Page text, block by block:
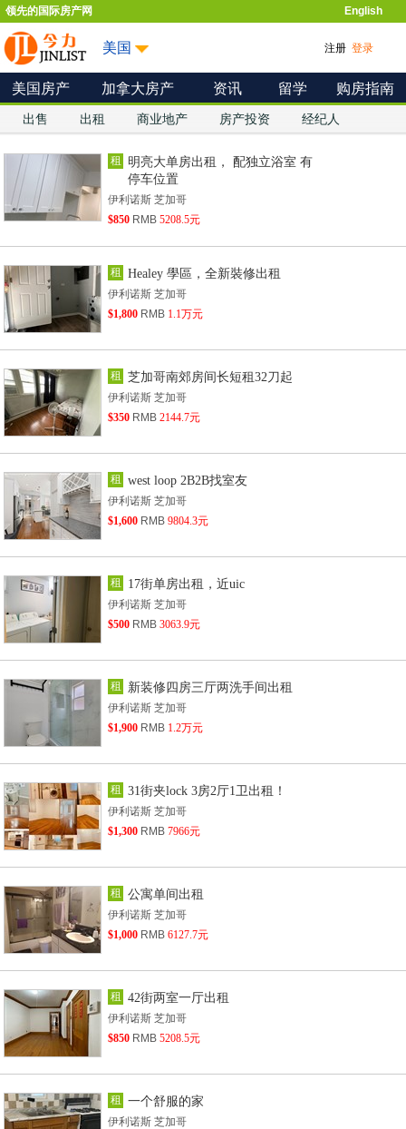
领先的国际房产网 English
美国 注册 登录
美国房产 加拿大房产 资讯 留学 购房指南
出售 出租 商业地产 房产投资 经纪人
租
明亮大单房出租， 配独立浴室 有
停车位置
伊利诺斯 芝加哥
$850 RMB 5208.5元
租 Healey 學區，全新裝修出租
伊利诺斯 芝加哥
$1,800 RMB 1.1万元
租 芝加哥南郊房间长短租32刀起
伊利诺斯 芝加哥
$350 RMB 2144.7元
租 west loop 2B2B找室友
伊利诺斯 芝加哥
$1,600 RMB 9804.3元
租 17街单房出租，近uic
伊利诺斯 芝加哥
$500 RMB 3063.9元
租 新装修四房三厅两洗手间出租
伊利诺斯 芝加哥
$1,900 RMB 1.2万元
租 31街夹lock 3房2厅1卫出租！
伊利诺斯 芝加哥
$1,300 RMB 7966元
租 公寓单间出租
伊利诺斯 芝加哥
$1,000 RMB 6127.7元
租 42街两室一厅出租
伊利诺斯 芝加哥
$850 RMB 5208.5元
租 一个舒服的家
伊利诺斯 芝加哥